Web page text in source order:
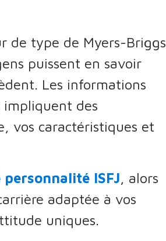
de type de Myers-Briggs
puissent en savoir
Les informations
des
vos caractéristiques et
personnalité ISFJ, alors
adaptée à vos
uniques.